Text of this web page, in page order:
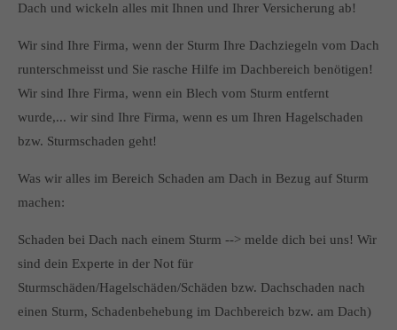
Dach und wickeln alles mit Ihnen und Ihrer Versicherung ab!
Wir sind Ihre Firma, wenn der Sturm Ihre Dachziegeln vom Dach
runterschmeisst und Sie rasche Hilfe im Dachbereich benötigen!
Wir sind Ihre Firma, wenn ein Blech vom Sturm entfernt
wurde,... wir sind Ihre Firma, wenn es um Ihren Hagelschaden
bzw. Sturmschaden geht!
Was wir alles im Bereich Schaden am Dach in Bezug auf Sturm
machen:
Schaden bei Dach nach einem Sturm --> melde dich bei uns! Wir
sind dein Experte in der Not für
Sturmschäden/Hagelschäden/Schäden bzw. Dachschaden nach
einen Sturm, Schadenbehebung im Dachbereich bzw. am Dach)